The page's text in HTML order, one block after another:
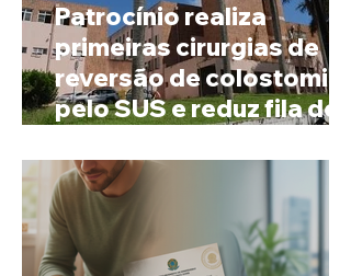
Patrocínio realiza
primeiras cirurgias de
reversão de colostomia
pelo SUS e reduz fila de